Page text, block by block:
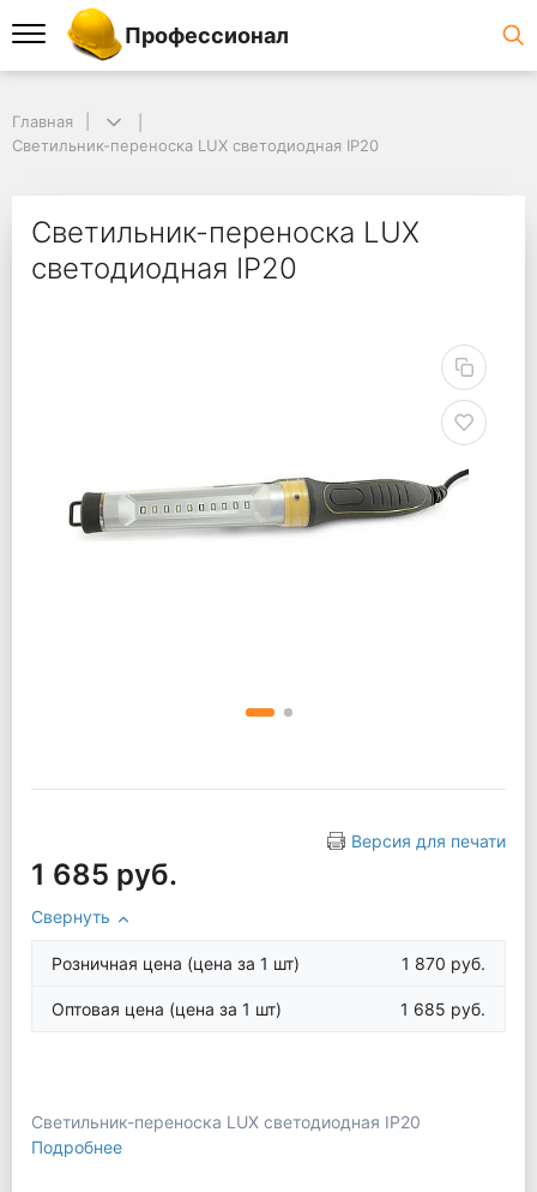
Профессионал
Главная
Светильник-переноска LUX светодиодная IP20
Светильник-переноска LUX
светодиодная IP20
Версия для печати
1 685 руб.
Свернуть
Розничная цена (цена за 1 шт) 1 870 руб.
Оптовая цена (цена за 1 шт) 1 685 руб.
Светильник-переноска LUX светодиодная IP20
Подробнее